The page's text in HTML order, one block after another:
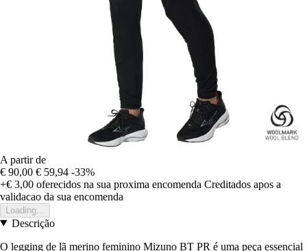
A partir de
€ 90,00 € 59,94 -33%
+€ 3,00 oferecidos na sua proxima encomenda Creditados apos a
validacao da sua encomenda
Loading...
Descrição
O legging de lã merino feminino Mizuno BT PR é uma peça essencial